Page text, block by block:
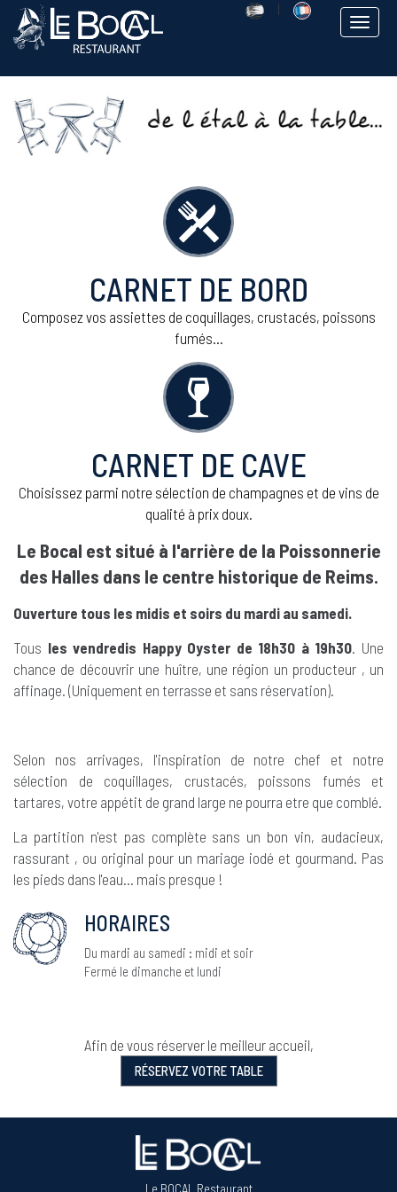
Toggle
|
CARNET DE BORD
Composez vos assiettes de coquillages, crustacés, poissons
fumés...
CARNET DE CAVE
Choisissez parmi notre sélection de champagnes et de vins de
qualité à prix doux.
Le Bocal est situé à l'arrière de la Poissonnerie
des Halles dans le centre historique de Reims.
Ouverture tous les midis et soirs du mardi au samedi.
Tous les vendredis Happy Oyster de 18h30 à 19h30. Une
chance de découvrir une huître, une région un producteur , un
affinage. (Uniquement en terrasse et sans réservation).
Selon nos arrivages, l'inspiration de notre chef et notre
sélection de coquillages, crustacés, poissons fumés et
tartares, votre appétit de grand large ne pourra etre que comblé.
La partition n'est pas complète sans un bon vin, audacieux,
rassurant , ou original pour un mariage iodé et gourmand. Pas
les pieds dans l'eau... mais presque !
HORAIRES
Du mardi au samedi : midi et soir
Fermé le dimanche et lundi
Afin de vous réserver le meilleur accueil,
RÉSERVEZ VOTRE TABLE
Le BOCAL Restaurant